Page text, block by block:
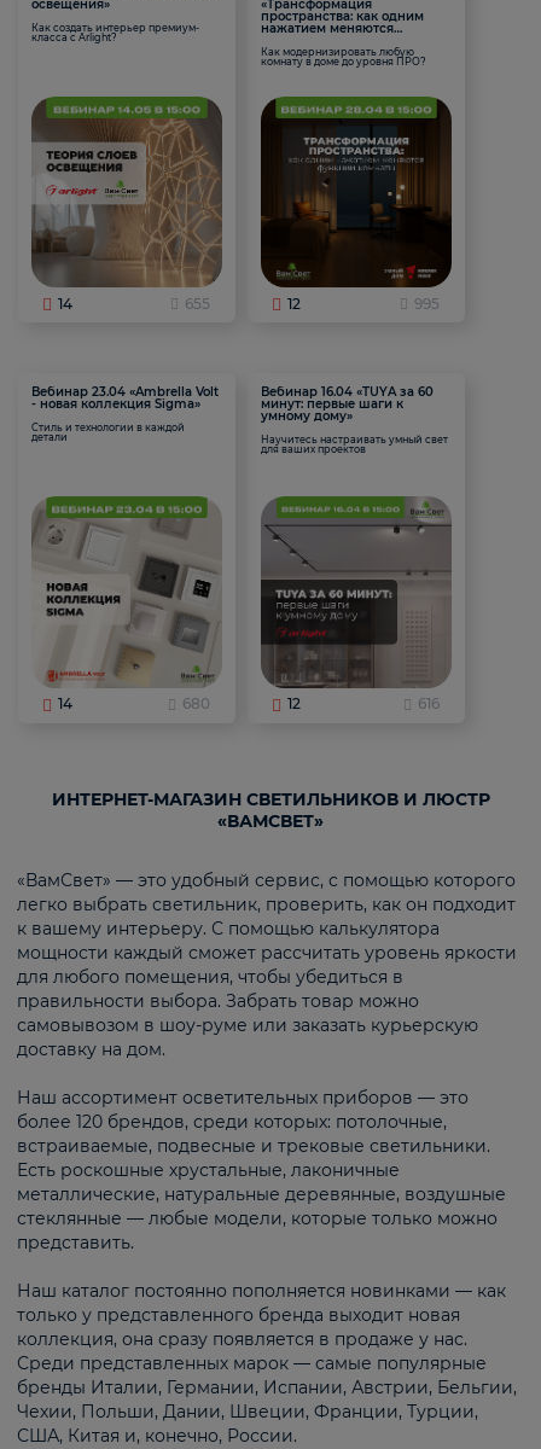
освещения»
Как создать интерьер премиум-
класса с Arlight?
14 655
«Трансформация
пространства: как одним
нажатием меняются
Как модернизировать любую
комнату в доме до уровня ПРО?
12 995
Вебинар 23.04 «Ambrella Volt
- новая коллекция Sigma»
Стиль и технологии в каждой
детали
14 680
Вебинар 16.04 «TUYA за 60
минут: первые шаги к
умному дому»
Научитесь настраивать умный свет
для ваших проектов
12 616
ИНТЕРНЕТ-МАГАЗИН СВЕТИЛЬНИКОВ И ЛЮСТР
«ВАМСВЕТ»
«ВамСвет» — это удобный сервис, с помощью которого
легко выбрать светильник, проверить, как он подходит
к вашему интерьеру. С помощью калькулятора
мощности каждый сможет рассчитать уровень яркости
для любого помещения, чтобы убедиться в
правильности выбора. Забрать товар можно
самовывозом в шоу-руме или заказать курьерскую
доставку на дом.
Наш ассортимент осветительных приборов — это
более 120 брендов, среди которых: потолочные,
встраиваемые, подвесные и трековые светильники.
Есть роскошные хрустальные, лаконичные
металлические, натуральные деревянные, воздушные
стеклянные — любые модели, которые только можно
представить.
Наш каталог постоянно пополняется новинками — как
только у представленного бренда выходит новая
коллекция, она сразу появляется в продаже у нас.
Среди представленных марок — самые популярные
бренды Италии, Германии, Испании, Австрии, Бельгии,
Чехии, Польши, Дании, Швеции, Франции, Турции,
США, Китая и, конечно, России.